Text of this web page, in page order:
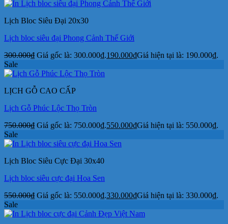
Lịch Bloc Siêu Đại 20x30
Lịch bloc siêu đại Phong Cảnh Thế Giới
300.000₫ Giá gốc là: 300.000₫.190.000₫Giá hiện tại là: 190.000₫.
Sale
LỊCH GỖ CAO CẤP
Lịch Gỗ Phúc Lộc Thọ Tròn
750.000₫ Giá gốc là: 750.000₫.550.000₫Giá hiện tại là: 550.000₫.
Sale
Lịch Bloc Siêu Cực Đại 30x40
Lịch bloc siêu cực đại Hoa Sen
550.000₫ Giá gốc là: 550.000₫.330.000₫Giá hiện tại là: 330.000₫.
Sale